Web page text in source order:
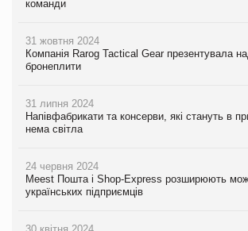
команди
31 жовтня 2024
Компанія Rarog Tactical Gear презентувала
бронеплити
31 липня 2024
Напівфабрикати та консерви, які стануть в
нема світла
24 червня 2024
Meest Пошта і Shop-Express розширюють
українських підприємців